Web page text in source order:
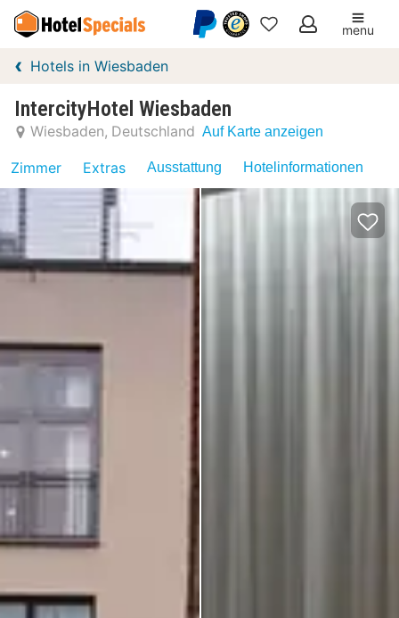
Meine
menu
Hotels in Wiesbaden
IntercityHotel Wiesbaden
Wiesbaden Deutschland Auf Karte anzeigen
Zimmer Extras Ausstattung Hotelinformationen